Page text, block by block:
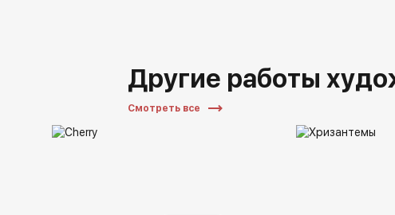
Другие работы
Смотреть все